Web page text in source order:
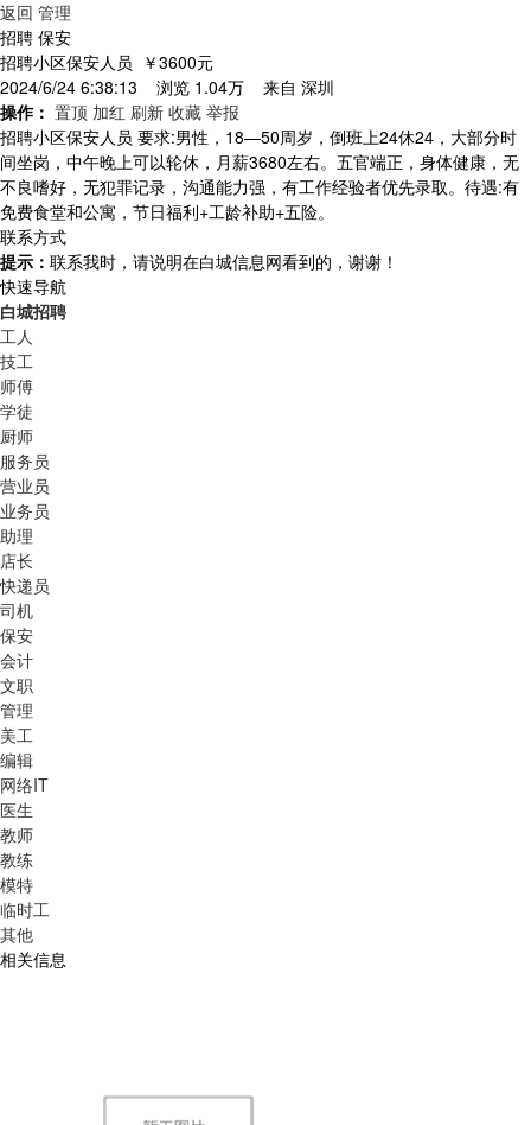
返回 管理
招聘 保安
招聘小区保安人员 ￥3600元
2024/6/24 6:38:13 浏览 1.04万 来自 深圳
操作： 置顶 加红 刷新 收藏 举报
招聘小区保安人员 要求:男性，18—50周岁，倒班上24休24，大部分时
间坐岗，中午晚上可以轮休，月薪3680左右。五官端正，身体健康，无
不良嗜好，无犯罪记录，沟通能力强，有工作经验者优先录取。待遇:有
免费食堂和公寓，节日福利+工龄补助+五险。
联系方式
提示： 联系我时，请说明在白城信息网看到的，谢谢！
快速导航
白城招聘
工人
技工
师傅
学徒
厨师
服务员
营业员
业务员
助理
店长
快递员
司机
保安
会计
文职
管理
美工
编辑
网络IT
医生
教师
教练
模特
临时工
其他
相关信息